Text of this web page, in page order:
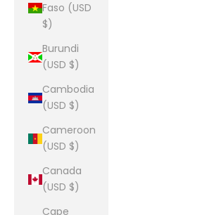
Faso (USD
$)
Burundi
(USD $)
Cambodia
(USD $)
Cameroon
(USD $)
Canada
(USD $)
Cape